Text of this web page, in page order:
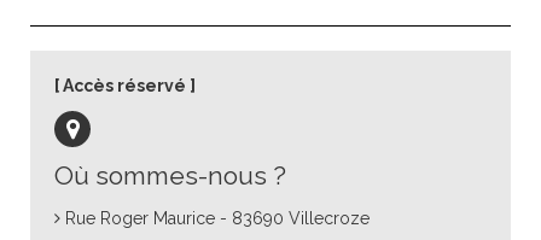
Où sommes-nous ?
Rue Roger Maurice - 83690 Villecroze
Accès réservé